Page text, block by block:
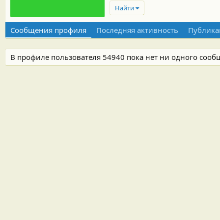
Найти
Сообщения профиля Последняя активность
В профиле пользователя 54940 пока нет ни одного